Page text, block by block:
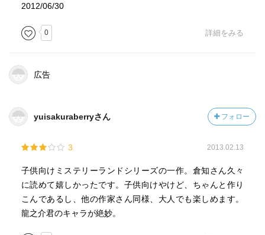
2012/06/30
0 詳細をみる
広告
yuisakuraberryさん フォロー
3 2013.02.13
子供向けミステリーランドシリーズの一作。倉知さん久々
に読めて嬉しかったです。子供向けやけど、ちゃんと作り
こんであるし、他の作家さん同様、大人でも楽しめます。
龍之介君のキャラが絶妙。